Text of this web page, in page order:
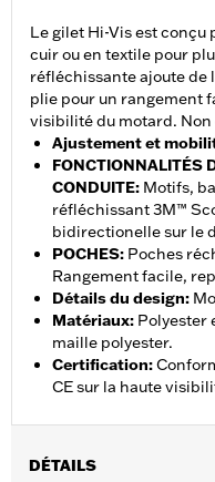
Le gilet Hi-Vis est conçu
cuir ou en textile pour
réfléchissante ajoute de
plie pour un rangement
visibilité du motard. Non
Ajustement et
FONCTIONNALITÉS
CONDUITE: Motifs,
réfléchissant 3M™
bidirectionelle sur le
POCHES: Poches
Rangement facile,
Détails du design:
Matériaux: Polyester
maille polyester.
Certification:
CE sur la haute
DÉTAILS